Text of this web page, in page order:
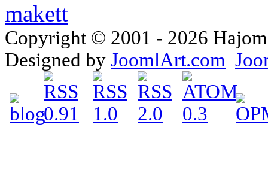
Copyright © 2001 - 2026
Designed by JoomlArt.com